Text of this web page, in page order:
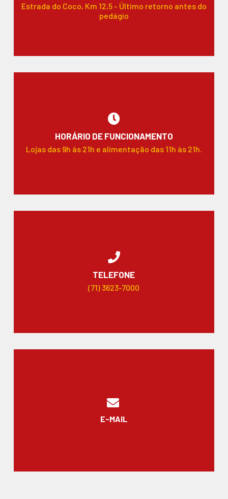
Estrada do Coco, Km 12,5 - Último retorno antes do
pedágio
HORÁRIO DE FUNCIONAMENTO
Lojas das 9h às 21h e alimentação das 11h às 21h.
TELEFONE
(71) 3623-7000
E-MAIL